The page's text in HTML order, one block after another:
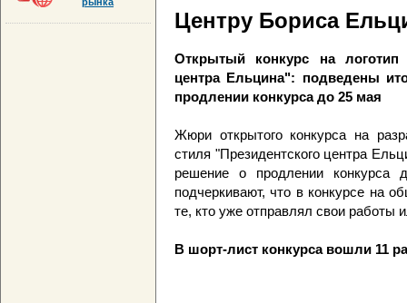
Центру Бориса
Открытый конкурс на
центра Ельцина": подведены
продлении конкурса до 25 мая
Жюри открытого конкурса на
стиля "Президентского центра
решение о продлении конкурса
подчеркивают, что в конкурсе на
те, кто уже отправлял свои работы
В шорт-лист конкурса вошли 11